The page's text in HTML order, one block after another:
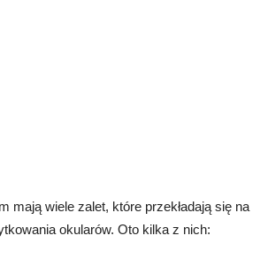
mają wiele zalet, które przekładają się na
okularów. Oto kilka z nich: